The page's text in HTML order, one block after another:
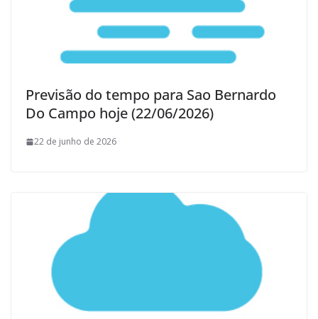
Previsão do tempo para Sao Bernardo
Do Campo hoje (22/06/2026)
22 de junho de 2026